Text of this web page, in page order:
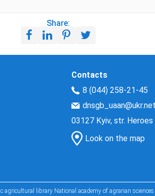
Share:
Contacts
8 (044) 258-21-45
dnsgb_uaan@ukr.net
03127 Kyiv, str.
Look on the map
library National academy of agrarian sciences